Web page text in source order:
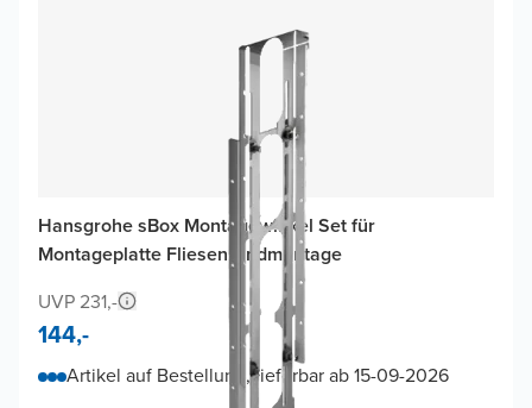
Hansgrohe sBox Montagewinkel Set für
Montageplatte Fliesenrandmontage
UVP 231,-
144,-
Artikel auf Bestellung, lieferbar ab 15-09-2026